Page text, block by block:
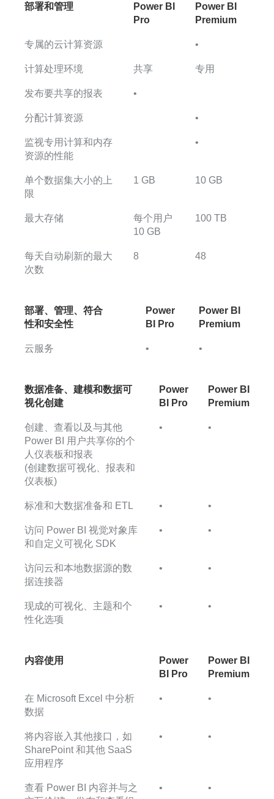
部署和管理
Power BI
Pro
Power BI
Premium
专属的云计算资源 •
计算处理环境 共享 专用
发布要共享的报表 •
分配计算资源 •
监视专用计算和内存
资源的性能
•
单个数据集大小的上
限
1 GB 10 GB
最大存储
每个用户
10 GB
100 TB
每天自动刷新的最大
次数
8 48
部署、管理、符合
性和安全性
Power
BI Pro
Power BI
Premium
云服务 • •
数据准备、建模和数据可
视化创建
Power
BI Pro
Power BI
Premium
创建、查看以及与其他
Power BI 用户共享你的个
人仪表板和报表
(创建数据可视化、报表和
仪表板)
• •
标准和大数据准备和 ETL • •
访问 Power BI 视觉对象库
和自定义可视化 SDK
• •
访问云和本地数据源的数
据连接器
• •
现成的可视化、主题和个
性化选项
• •
内容使用
Power
BI Pro
Power BI
Premium
在 Microsoft Excel 中分析
数据
• •
将内容嵌入其他接口，如
SharePoint 和其他 SaaS
应用程序
• •
查看 Power BI 内容并与之
• •